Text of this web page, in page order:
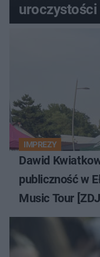
uroczystości
IMPREZY
Dawid
publiczność w
Music Tour